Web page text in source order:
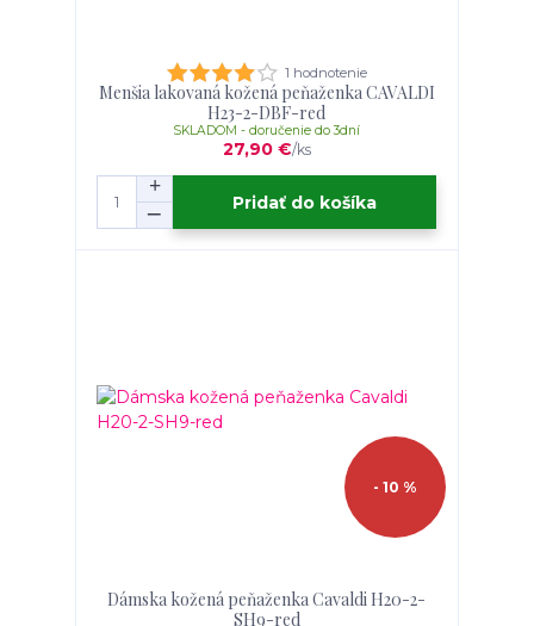
1 hodnotenie
Menšia lakovaná kožená peňaženka CAVALDI
H23-2-DBF-red
27,90 €/ks
SKLADOM - doručenie do 3dní
Pridať do košíka
- 10 %
Dámska kožená peňaženka Cavaldi H20-2-
SH9-red